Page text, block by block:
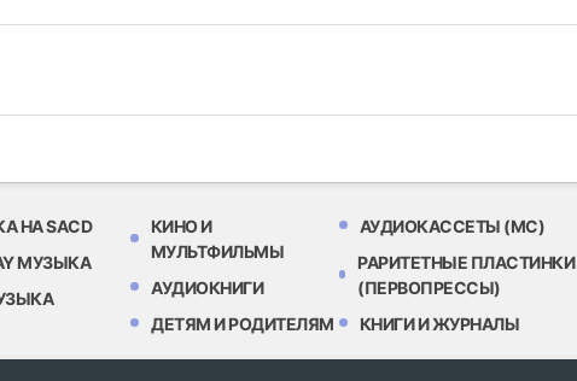
НА SACD
МУЗЫКА
КИНО И
МУЛЬТФИЛЬМЫ
АУДИОКНИГИ
ДЕТЯМ И РОДИТЕЛЯМ
АУДИОКАССЕТЫ (MC)
РАРИТЕТНЫЕ ПЛАСТИНКИ
(ПЕРВОПРЕССЫ)
КНИГИ И ЖУРНАЛЫ